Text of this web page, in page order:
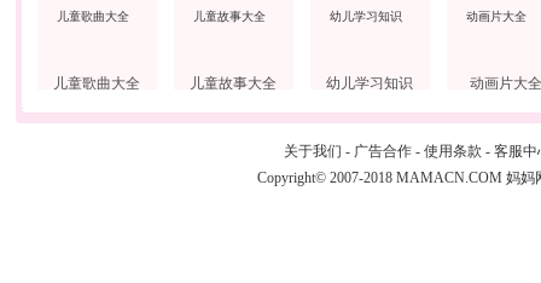
儿童歌曲大全 儿童故事大全 幼儿学习知识 动画片大全
关于我们 - 广告合作 - 使用条款 - 客服中
Copyright© 2007-2018 MAMACN.COM 妈妈